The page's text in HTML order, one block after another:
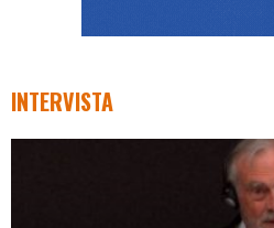
INTERVISTA